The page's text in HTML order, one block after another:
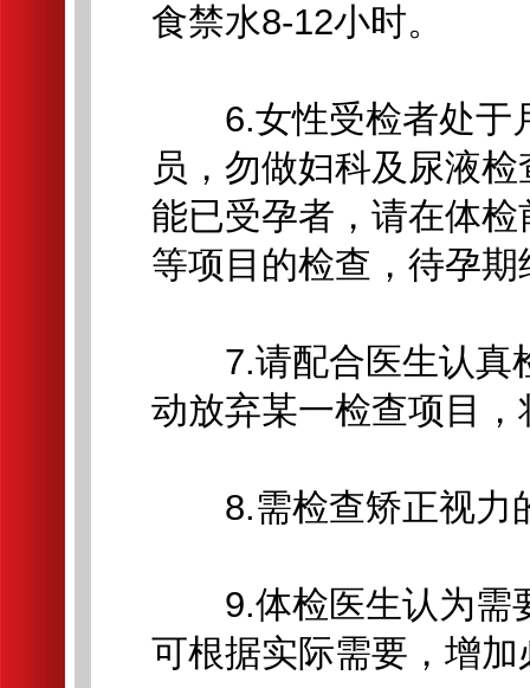
食禁水8-12小时。
6.女性受检者处于
员，勿做妇科及尿液
能已受孕者，请在体
等项目的检查，待孕
7.请配合医生认真
动放弃某一检查项目
8.需检查矫正视力
9.体检医生认为需
可根据实际需要，增